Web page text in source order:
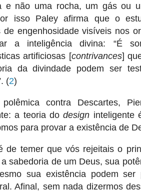
e não uma rocha, um gás ou
isso Paley afirma que o
de engenhosidade visíveis nos
a inteligência divina: “É
artificiosas [contrivances]
da divindade podem ser
(2)
contra Descartes,
a teoria dodesign inteligente
para provar a existência de
de temer que vós rejeitais o
sabedoria de um Deus, sua
sua existência podem ser
Afinal, sem nada dizermos